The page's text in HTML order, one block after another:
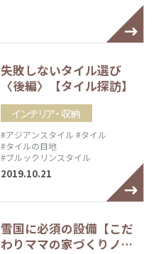
失敗しないタイル選び
〈後編〉【タイル探訪】
インテリア・収納
#アジアンスタイル #タイル
#タイルの目地
#ブルックリンスタイル
2019.10.21
雪国に必須の設備【こだ
わりママの家づくりノ…